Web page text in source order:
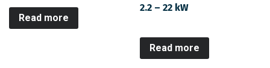
Read more
2.2 – 22 kW
Read more